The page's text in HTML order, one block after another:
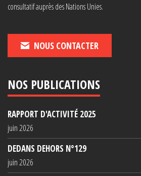
consultatif auprès des Nations Unies.
NOUS CONTACTER
NOS PUBLICATIONS
RAPPORT D'ACTIVITÉ 2025
juin 2026
DEDANS DEHORS N°129
juin 2026